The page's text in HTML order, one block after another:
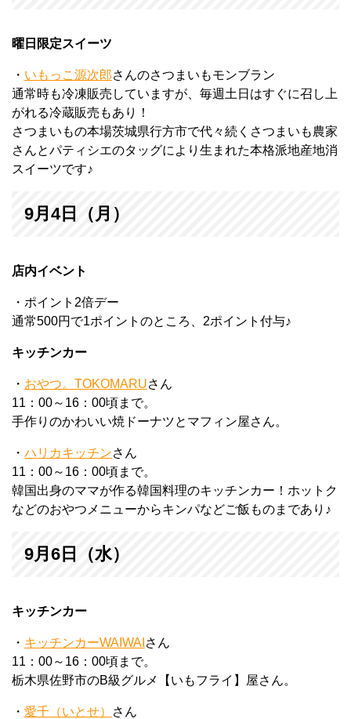
曜日限定スイーツ
・ いもっこ源次郎さんのさつまいもモンブラン
通常時も冷凍販売していますが、毎週土日はすぐに召し上
がれる冷蔵販売もあり！
さつまいもの本場茨城県行方市で代々続くさつまいも農家
さんとパティシエのタッグにより生まれた本格派地産地消
スイーツです♪
9月4日（月）
店内イベント
・ポイント2倍デー
通常500円で1ポイントのところ、2ポイント付与♪
キッチンカー
・ おやつ。TOKOMARUさん
11：00～16：00頃まで。
手作りのかわいい焼ドーナツとマフィン屋さん。
・ ハリカキッチンさん
11：00～16：00頃まで。
韓国出身のママが作る韓国料理のキッチンカー！ホットク
などのおやつメニューからキンパなどご飯ものまであり♪
9月6日（水）
キッチンカー
・ キッチンカーWAIWAI さん
11：00～16：00頃まで。
栃木県佐野市のB級グルメ【いもフライ】屋さん。
・ 愛千（いとせ）
さん